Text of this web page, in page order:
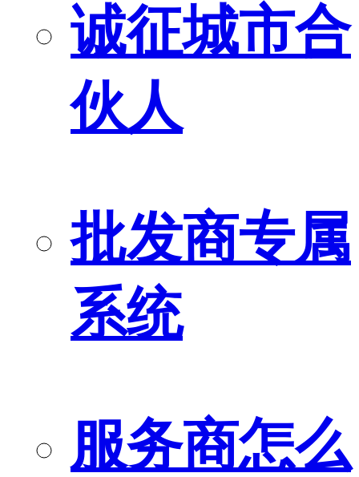
诚征城市合
伙人
批发商专属
系统
服务商怎么